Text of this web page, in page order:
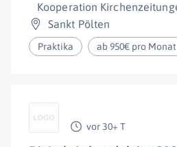
Kooperation
Sankt Pölten
Praktika ab 950€ pro Monat
vor 30+ T